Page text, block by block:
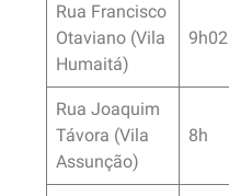
Rua Francisco
Otaviano (Vila
Humaitá)
9h02
Rua Joaquim
Távora (Vila
Assunção)
8h